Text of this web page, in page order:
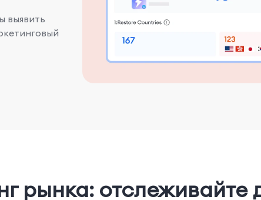
выявить
рынка: отслеживайте